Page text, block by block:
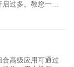
启过多。教您一键
度。
高级应用可通过